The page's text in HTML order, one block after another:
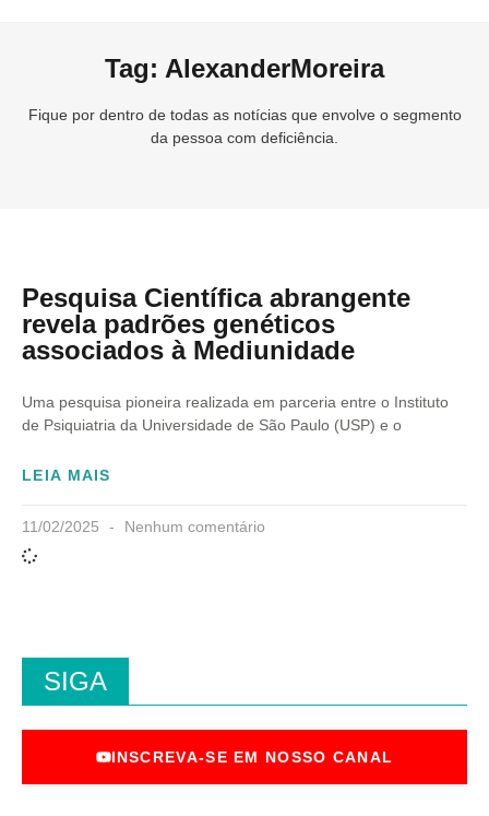
Tag: AlexanderMoreira
Fique por dentro de todas as notícias que envolve o segmento
da pessoa com deficiência.
Pesquisa Científica abrangente
revela padrões genéticos
associados à Mediunidade
Uma pesquisa pioneira realizada em parceria entre o Instituto
de Psiquiatria da Universidade de São Paulo (USP) e o
LEIA MAIS
11/02/2025 Nenhum comentário
SIGA
INSCREVA-SE EM NOSSO CANAL